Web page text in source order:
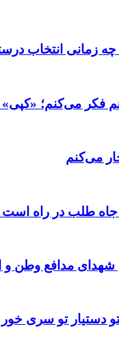
فکر می‌کنم؛
می‌کنم
جاه طلب در راه
شهدای مدافع وطن و
دستیار تو سری